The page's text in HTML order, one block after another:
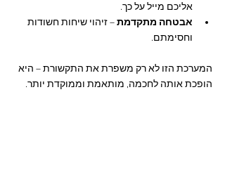
אליכם מייל על כך.
אבטחה מתקדמת – זיהוי שיחות חשודות
וחסימתם.
המערכת הזו לא רק משפרת את התקשורת – היא
הופכת אותה לחכמה, מותאמת וממוקדת יותר.